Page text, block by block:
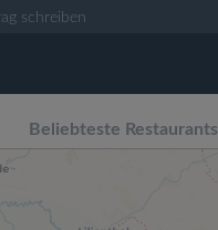
schreiben
Beliebteste Restaurants